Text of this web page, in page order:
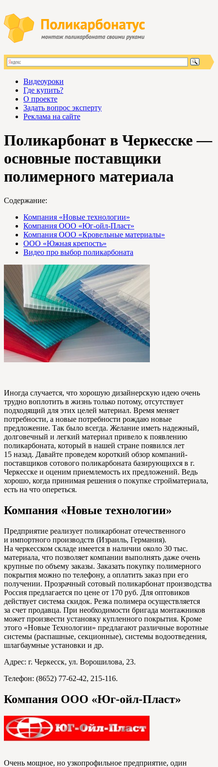
Видеоуроки
Где купить?
О проекте
Задать вопрос эксперту
Реклама на сайте
Поликарбонат в Черкесске —
основные поставщики
полимерного материала
Содержание:
Компания «Новые технологии»
Компания ООО «Юг-ойл-Пласт»
Компания ООО «Кровельные материалы»
ООО «Южная крепость»
Видео про выбор поликарбоната
Иногда случается, что хорошую дизайнерскую идею очень
трудно воплотить в жизнь только потому, отсутствует
подходящий для этих целей материал. Время меняет
потребности, а новые потребности рождаю новые
предложение. Так было всегда. Желание иметь надежный,
долговечный и легкий материал привело к появлению
поликарбоната, который в нашей стране появился лет
15 назад. Давайте проведем короткий обзор компаний-
поставщиков сотового поликарбоната базирующихся в г.
Черкесске и оценим приемлемость их предложений. Ведь
хорошо, когда принимая решения о покупке стройматериала,
есть на что опереться.
Компания «Новые технологии»
Предприятие реализует поликарбонат отечественного
и импортного производств (Израиль, Германия).
На черкесском складе имеется в наличии около 30 тыс.
материала, что позволяет компании выполнять даже очень
крупные по объему заказы. Заказать покупку полимерного
покрытия можно по телефону, а оплатить заказ при его
получении. Прозрачный сотовый поликарбонат производства
Россия предлагается по цене от 170 руб. Для оптовиков
действует система скидок. Резка полимера осуществляется
за счет продавца. При необходимости бригада монтажников
может произвести установку купленного покрытия. Кроме
этого «Новые Технологии» предлагают различные воротные
системы (распашные, секционные), системы водоотведения,
шлагбаумные установки и др.
Адрес: г. Черкесск, ул. Ворошилова, 23.
Телефон: (8652) 77-62-42, 215-116.
Компания ООО «Юг-ойл-Пласт»
Очень мощное, но узкопрофильное предприятие, один